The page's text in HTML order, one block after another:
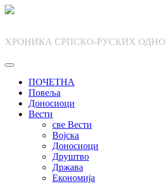
Skip
ХРОНИКА СРПСКО-РУСКИХ
ПОЧЕТНА
Повеља
Доносиоци
Вести
све Вести
Војска
Доносиоци
Друштво
Држава
Економија